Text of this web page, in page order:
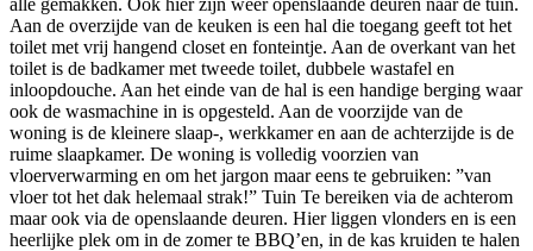
alle gemakken. Ook hier zijn weer openslaande deuren naar de tuin.
Aan de overzijde van de keuken is een hal die toegang geeft tot het
toilet met vrij hangend closet en fonteintje. Aan de overkant van het
toilet is de badkamer met tweede toilet, dubbele wastafel en
inloopdouche. Aan het einde van de hal is een handige berging waar
ook de wasmachine in is opgesteld. Aan de voorzijde van de
woning is de kleinere slaap-, werkkamer en aan de achterzijde is de
ruime slaapkamer. De woning is volledig voorzien van
vloerverwarming en om het jargon maar eens te gebruiken: ”van
vloer tot het dak helemaal strak!” Tuin Te bereiken via de achterom
maar ook via de openslaande deuren. Hier liggen vlonders en is een
heerlijke plek om in de zomer te BBQ’en, in de kas kruiden te halen